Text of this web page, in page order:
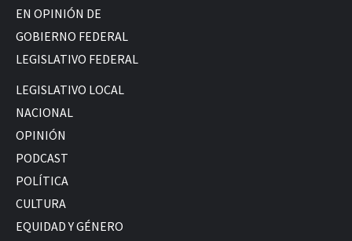
EN OPINIÓN DE
GOBIERNO FEDERAL
LEGISLATIVO FEDERAL
LEGISLATIVO LOCAL
NACIONAL
OPINIÓN
PODCAST
POLÍTICA
CULTURA
EQUIDAD Y GÉNERO